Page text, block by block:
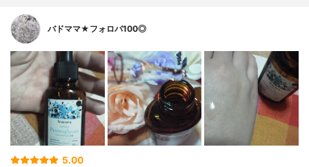
バドママ★フォロバ100◎
5.00